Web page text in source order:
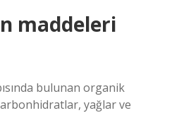
maddeleri
bulunan organik
yağlar ve